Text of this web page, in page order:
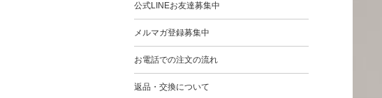
公式LINEお友達募集中
メルマガ登録募集中
お電話での注文の流れ
返品・交換について